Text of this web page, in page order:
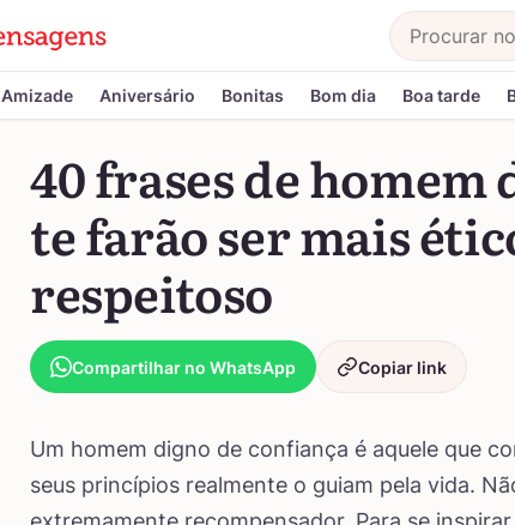
Buscar
Amizade Aniversário Bonitas Bom dia Boa tarde
40 frases de homem
te farão ser mais
respeitoso
Compartilhar no WhatsApp Copiar link
Um homem digno de confiança é aquele que
seus princípios realmente o guiam pela vida.